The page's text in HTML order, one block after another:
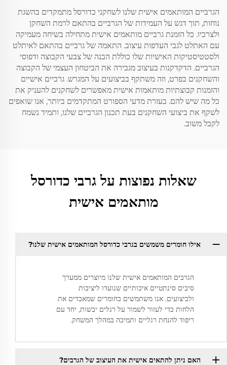
הגרביים המותאמים אישית שלנו לשחקני כדורסל מתמקדים בהשגת
נוחות, תוך דגש על העמידות של הגרביים בהתאם לרמת השחקן
ולצרכיו. כל הזמנת גרביים מותאמים אישית מתחילה בשיחה מעמיקה
עם האתלט לגבי העדפות עיצוב. התאמה של גרביים בהתאם לאיתלט
ולסטטיסטיקות האישיות שלו כוללת הבנה של צבעי הקבוצה ודפוסי
הגרביים. הדקדקנות בעיצוב מגבירה את הביטחון העצמי של הקבוצה
והשחקנים בפרט, וזה משתקף בביצועים על המגרש. גרביים אישיים
והזמנות קבוצתיות מותאמות אישית מאפשרים לשחקנים להעניק את
כל מה שיש להם. בעזרת מדעי הספורט המתקדמים ביותר, אנו שואפים
לשקף את ביצועי השחקנים בעת תכנון הגרביים שלנו, ותמיד נשמח
לקבל משוב.
שאלות נפוצות על גרבי כדורסל
מותאמים אישית
אילו חומרים משמשים בגרבי כדורסל המותאמים אישית שלנו?
הגרבים המותאמים אישית שלנו מיוצרים ממערך
סיבים סינתטיים איכותיים שנועדו ליציבות
ולביצועים. אנו משתמשים בחומרים שמאבדים את
הלחות כדי לעזור לשמור על רגלים יבשות, יחד עם
ריפוד להנחת רגליים ותמיכה במהלך המשחק.
האם ניתן להתאים אישית את העיצוב של הגרבים?